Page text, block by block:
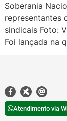
Soberania
representantes
sindicais Foto:
Foi lançada na
Atendimento via